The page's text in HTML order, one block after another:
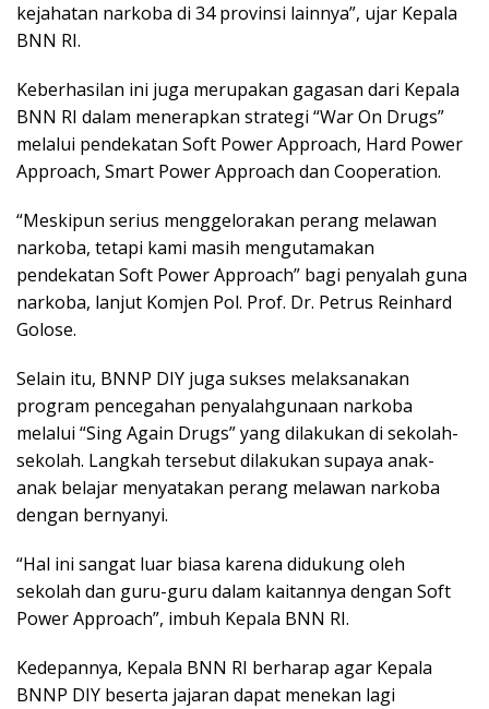
kejahatan narkoba di 34 provinsi lainnya”, ujar Kepala
BNN RI.
Keberhasilan ini juga merupakan gagasan dari Kepala
BNN RI dalam menerapkan strategi “War On Drugs”
melalui pendekatan Soft Power Approach, Hard Power
Approach, Smart Power Approach dan Cooperation.
“Meskipun serius menggelorakan perang melawan
narkoba, tetapi kami masih mengutamakan
pendekatan Soft Power Approach” bagi penyalah guna
narkoba, lanjut Komjen Pol. Prof. Dr. Petrus Reinhard
Golose.
Selain itu, BNNP DIY juga sukses melaksanakan
program pencegahan penyalahgunaan narkoba
melalui “Sing Again Drugs” yang dilakukan di sekolah-
sekolah. Langkah tersebut dilakukan supaya anak-
anak belajar menyatakan perang melawan narkoba
dengan bernyanyi.
“Hal ini sangat luar biasa karena didukung oleh
sekolah dan guru-guru dalam kaitannya dengan Soft
Power Approach”, imbuh Kepala BNN RI.
Kedepannya, Kepala BNN RI berharap agar Kepala
BNNP DIY beserta jajaran dapat menekan lagi